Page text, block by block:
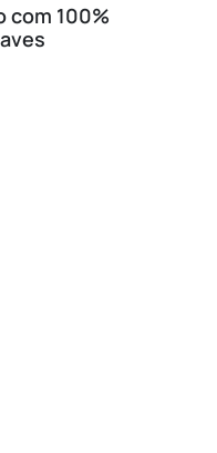
com 100%